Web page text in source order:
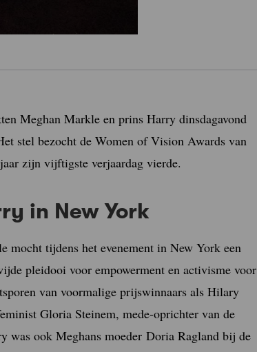
Meghan Markle en prins Harry dinsdagavond
stel bezocht de Women of Vision Awards van
zijn vijftigste verjaardag vierde.
in New York
mocht tijdens het evenement in New York een
pleidooi voor empowerment en activisme voor
van voormalige prijswinnaars als Hilary
Gloria Steinem, mede-oprichter van de
was ook Meghans moeder Doria Ragland bij de